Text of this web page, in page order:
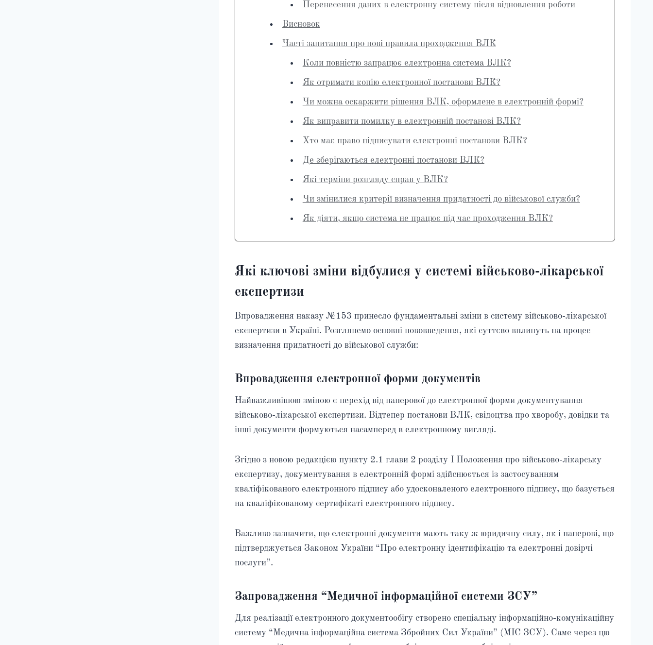
Перенесення даних в електронну систему після відновлення роботи
Висновок
Часті запитання про нові правила проходження ВЛК
Коли повністю запрацює електронна система ВЛК?
Як отримати копію електронної постанови ВЛК?
Чи можна оскаржити рішення ВЛК, оформлене в електронній формі?
Як виправити помилку в електронній постанові ВЛК?
Хто має право підписувати електронні постанови ВЛК?
Де зберігаються електронні постанови ВЛК?
Які терміни розгляду справ у ВЛК?
Чи змінилися критерії визначення придатності до військової служби?
Як діяти, якщо система не працює під час проходження ВЛК?
Які ключові зміни відбулися у системі військово-лікарської
експертизи
Впровадження наказу №153 принесло фундаментальні зміни в систему військово-лікарської
експертизи в Україні. Розглянемо основні нововведення, які суттєво вплинуть на процес
визначення придатності до військової служби:
Впровадження електронної форми документів
Найважливішою зміною є перехід від паперової до електронної форми документування
військово-лікарської експертизи. Відтепер постанови ВЛК, свідоцтва про хворобу, довідки та
інші документи формуються насамперед в електронному вигляді.
Згідно з новою редакцією пункту 2.1 глави 2 розділу І Положення про військово-лікарську
експертизу, документування в електронній формі здійснюється із застосуванням
кваліфікованого електронного підпису або удосконаленого електронного підпису, що базується
на кваліфікованому сертифікаті електронного підпису.
Важливо зазначити, що електронні документи мають таку ж юридичну силу, як і паперові, що
підтверджується Законом України “Про електронну ідентифікацію та електронні довірчі
послуги”.
Запровадження “Медичної інформаційної системи ЗСУ”
Для реалізації електронного документообігу створено спеціальну інформаційно-комунікаційну
систему “Медична інформаційна система Збройних Сил України” (МІС ЗСУ). Саме через цю